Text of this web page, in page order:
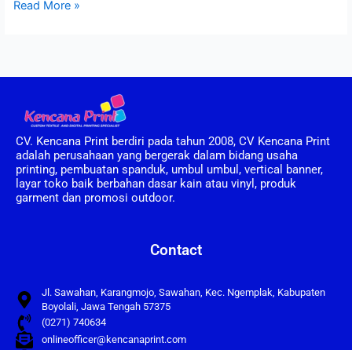
Read More »
CV. Kencana Print berdiri pada tahun 2008, CV Kencana Print
adalah perusahaan yang bergerak dalam bidang usaha
printing, pembuatan spanduk, umbul umbul, vertical banner,
layar toko baik berbahan dasar kain atau vinyl, produk
garment dan promosi outdoor.
Contact
Jl. Sawahan, Karangmojo, Sawahan, Kec. Ngemplak, Kabupaten
Boyolali, Jawa Tengah 57375
(0271) 740634
onlineofficer@kencanaprint.com